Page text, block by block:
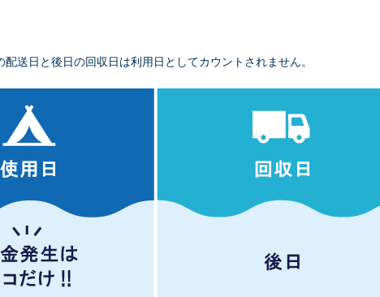
送日と後日の回収日は利用日としてカウントされません。